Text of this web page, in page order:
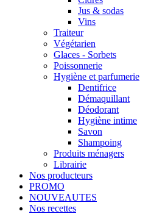
Jus & sodas
Vins
Traiteur
Végétarien
Glaces - Sorbets
Poissonnerie
Hygiène et parfumerie
Dentifrice
Démaquillant
Déodorant
Hygiène intime
Savon
Shampoing
Produits ménagers
Librairie
Nos producteurs
PROMO
NOUVEAUTES
Nos recettes